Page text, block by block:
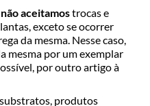
não aceitamostrocas e
exceto se ocorrer
da mesma. Nesse caso,
mesma por um exemplar
por outro artigo à
produtos